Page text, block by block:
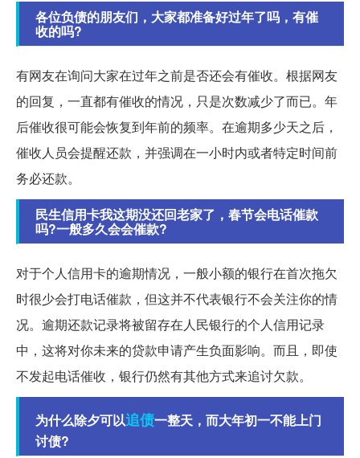
各位负债的朋友们，大家都准备好过年了吗，有催
收的吗?
有网友在询问大家在过年之前是否还会有催收。根据网友
的回复，一直都有催收的情况，只是次数减少了而已。年
后催收很可能会恢复到年前的频率。在逾期多少天之后，
催收人员会提醒还款，并强调在一小时内或者特定时间前
务必还款。
民生信用卡我这期没还回老家了，春节会电话催款
吗?一般多久会会催款?
对于个人信用卡的逾期情况，一般小额的银行在首次拖欠
时很少会打电话催款，但这并不代表银行不会关注你的情
况。逾期还款记录将被留存在人民银行的个人信用记录
中，这将对你未来的贷款申请产生负面影响。而且，即使
不发起电话催收，银行仍然有其他方式来追讨欠款。
为什么除夕可以追债一整天，而大年初一不能上门
讨债?